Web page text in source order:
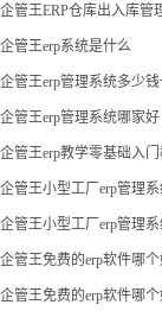
企管王ERP仓库出入库管
企管王erp系统是什么
企管王erp管理系统多少
企管王erp管理系统哪家好
企管王erp教学零基础入
企管王小型工厂erp管理
企管王小型工厂erp管理
企管王免费的erp软件哪个
企管王免费的erp软件哪个